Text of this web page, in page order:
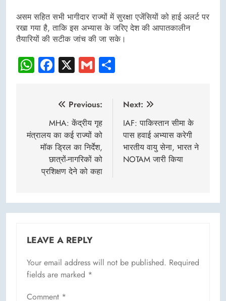
असम सहित सभी भागीदार राज्यों में सुरक्षा एजेंसियों को हाई अलर्ट पर
रखा गया है, ताकि इस अभ्यास के जरिए देश की आपातकालीन
तैयारियों की सटीक जांच की जा सके।
WhatsApp
Facebook
X Gmail
navigation
Previous:
MHA: केंद्रीय गृह
मंत्रालय का कई राज्यों को
मॉक ड्रिल का निर्देश,
छात्रों-नागरिकों को
प्रशिक्षण देने को कहा
Next:
IAF: पाकिस्तान सीमा के
पास हवाई अभ्यास करेगी
भारतीय वायु सेना, भारत ने
NOTAM जारी किया
LEAVE A REPLY
Your email address will not be published. Required
fields are marked *
Comment *